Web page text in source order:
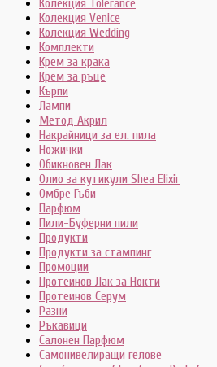
Колекция Tolerance
Колекция Venice
Колекция Wedding
Комплекти
Крем за крака
Крем за ръце
Кърпи
Лампи
Метод Акрил
Накрайници за ел. пила
Ножички
Обикновен Лак
Олио за кутикули Shea Elixir
Омбре Гъби
Парфюм
Пили-Буферни пили
Продукти
Продукти за стампинг
Промоции
Протеинов Лак за Нокти
Протеинов Серум
Разни
Ръкавици
Салонен Парфюм
Самонивелиращи гелове